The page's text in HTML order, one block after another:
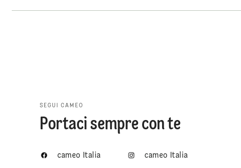
SEGUI CAMEO
Portaci sempre con te
cameo Italia cameo Italia